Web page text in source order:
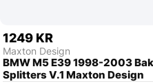
1249 KR
Maxton Design
BMW M5 E39 1998-2003
Splitters V.1 Maxton Design